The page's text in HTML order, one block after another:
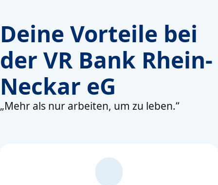
Deine Vorteile bei
der VR Bank Rhein-
Neckar eG
„Mehr als nur arbeiten, um zu leben.“